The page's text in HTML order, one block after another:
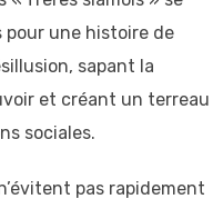
pour une histoire de
sapant la
et créant un terreau
sociales.
pas rapidement